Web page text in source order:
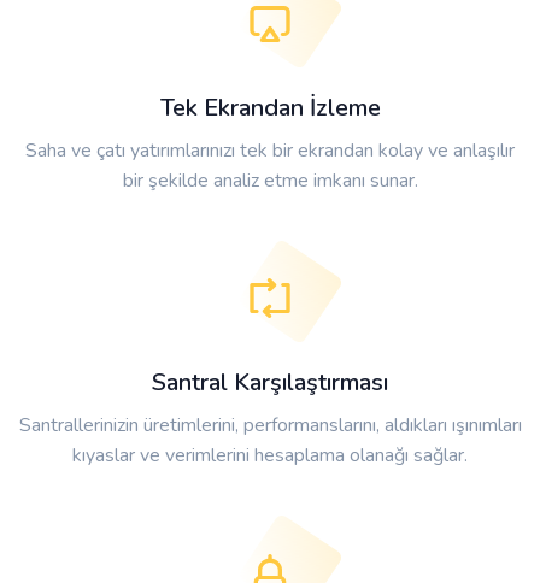
Tek Ekrandan İzleme
Saha ve çatı yatırımlarınızı tek bir ekrandan kolay ve anlaşılır
bir şekilde analiz etme imkanı sunar.
Santral Karşılaştırması
Santrallerinizin üretimlerini, performanslarını, aldıkları ışınımları
kıyaslar ve verimlerini hesaplama olanağı sağlar.